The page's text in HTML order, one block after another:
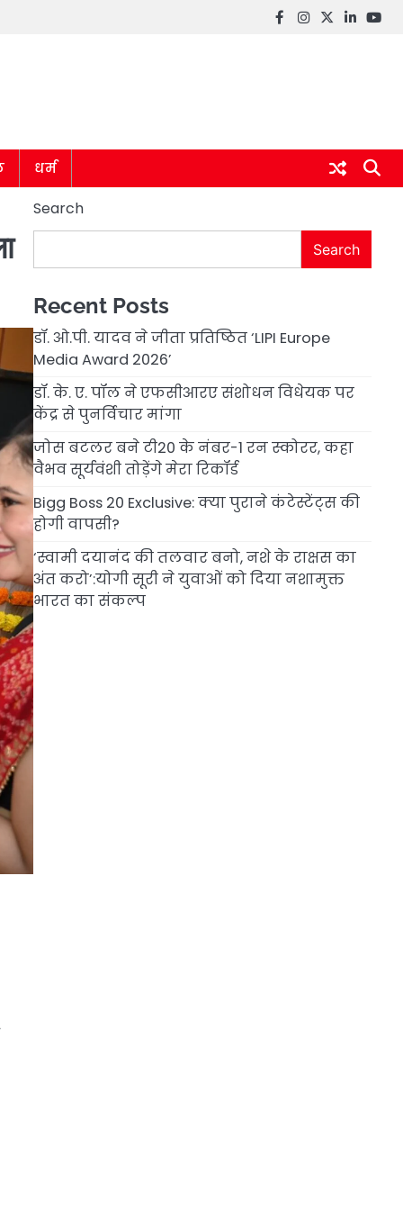
Facebook
instagram
twitter
linkedin
धर्म
Search
Search
Recent Posts
डॉ. ओ.पी. यादव ने जीता प्रतिष्ठित ‘LIPI Europe
Media Award 2026’
डॉ. के. ए. पॉल ने एफसीआरए संशोधन विधेयक पर
केंद्र से पुनर्विचार मांगा
जोस बटलर बने टी20 के नंबर-1 रन स्कोरर, कहा
वैभव सूर्यवंशी तोड़ेंगे मेरा रिकॉर्ड
Bigg Boss 20 Exclusive: क्या पुराने कंटेस्टेंट्स की
होगी वापसी?
‘स्वामी दयानंद की तलवार बनो, नशे के राक्षस का
अंत करो’:योगी सूरी ने युवाओं को दिया नशामुक्त
भारत का संकल्प